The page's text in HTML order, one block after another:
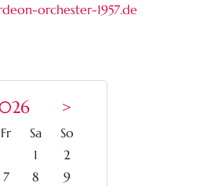
orchester-1957.de
>
Freitag
Samstag
Sonntag
1
2
7 8
9